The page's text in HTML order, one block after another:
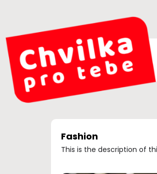
Fashion
This is the description of